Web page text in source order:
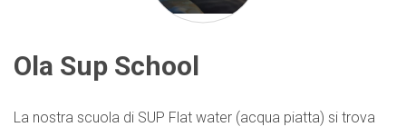
Ola Sup School
La nostra scuola di SUP Flat water (acqua piatta) si trova